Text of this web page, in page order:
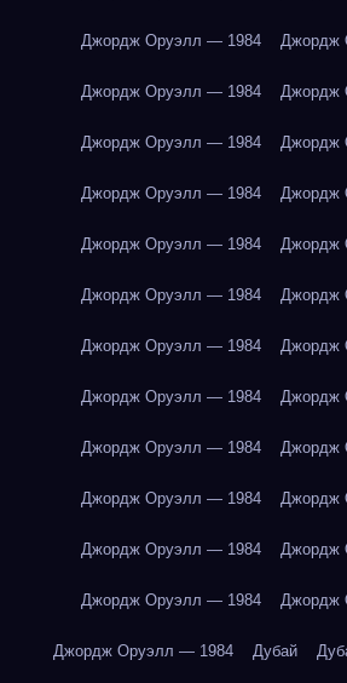
Джордж Оруэлл — 1984 Джордж
Джордж Оруэлл — 1984 Джордж
Джордж Оруэлл — 1984 Джордж
Джордж Оруэлл — 1984 Джордж
Джордж Оруэлл — 1984 Джордж
Джордж Оруэлл — 1984 Джордж
Джордж Оруэлл — 1984 Джордж
Джордж Оруэлл — 1984 Джордж
Джордж Оруэлл — 1984 Джордж
Джордж Оруэлл — 1984 Джордж
Джордж Оруэлл — 1984 Джордж
Джордж Оруэлл — 1984 Джордж
Джордж Оруэлл — 1984 Дубай